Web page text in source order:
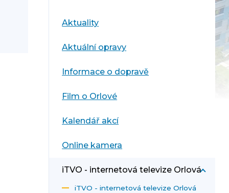
Aktuality
Aktuální opravy
Informace o dopravě
Film o Orlové
Kalendář akcí
Online kamera
iTVO - internetová televize Orlová
iTVO - internetová televize Orlová